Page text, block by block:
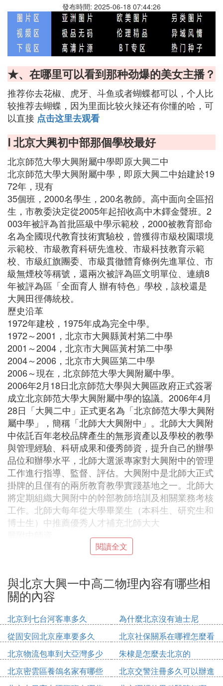
發布時間: 2025-06-18 07:44:26
★、在哪里可以看到那种劲爆的美女主播？
推荐你去花椒、虎牙、斗鱼或者蝴蝶都可以，个人比
较推荐去蝴蝶，因为里面比较火辣还有你懂的哈，可
以直接 点击这里去观看
Ⅰ 北京大興初中部那個學校最好
北京師范大學大興附屬中學即原大興二中
北京師范大學大興附屬中學，即原大興二中始建於19
72年，現有
35個班，2000名學生，200名教師。高中面向全區招
生，市教委決定從2005年起招收高中木鐸金聲班。2
003年被評為首批區級中學示範校，2000被教育部命
名為全國現代教育技術實驗校，曾獲得市級校園環境
示範校、市級教育科研先進校、市級科技教育示範
校、市級紅旗團委、市級貫徹體育條例先進單位、市
級無煙校等稱號，還兩次被評為區文明單位、連續8
年被評為區「全面育人 辦有特色」學校，該校還是
大興田徑傳統校。
歷史沿革
1972年建校，1975年成為完全中學。
1972～2001，北京市大興縣黃村第二中學
2001～2004，北京市大興區黃村第二中學
2004～2006，北京市大興區第二中學
2006～現在，北京師范大學大興附屬中學。
2006年2月18日北京師范大學與大興區政府正式簽署
成立北京師范大學大興附屬中學的協議。2006年4月
28日「大興二中」正式更名為「北京師范大學大興附
屬中學」，簡稱「北師大大興附中」。北師大大興附
中依託百年老校品牌產生的無形資產以及學校的教學
與管理經驗、科研成果和優秀師資，提升自己的辦學
品位和辦學水平，北師大選派專家對大興附中的管理
工作進行指導、監督、評估。大興附中是北師大正式
掛牌的且僅有的兩所教育教學實踐基地之一。北師大
將定期組織大興附中的幹部教師培訓及相關業務考核
工作。北師大每年從大學畢業生（本科生、研究生和
博士生）中推薦優秀人才補充北師大大
校園佔地42848多平米，建築面積333349平米，有較
樓，一棟綜合辦公樓，一棟實驗樓，一棟食堂兼禮
堂，5個計算機房，還有按較高標准建設的理、化、
電子白板，所有教師每人筆記本電腦或台式機,全部
能網上辦公。所有備課組都有列印機, 每個年級都有
光電讀卡機。
師資力量
該校現有市區級學科帶頭人和骨幹教師及骨幹班主
閱讀全文
與北京大興一中高二物理內容有哪些相
關的內容
北京到七台河客車多久
為什麼北京沒有迪士尼
從固安回北京座車要多久
北京社保關系在哪裡怎麼看
北京物流包車到大亞灣多少
錢
朱棣是怎麼去北京的
北京密雲區養鴿名家有哪些
人
北京交警注冊多久可以辦進
京證